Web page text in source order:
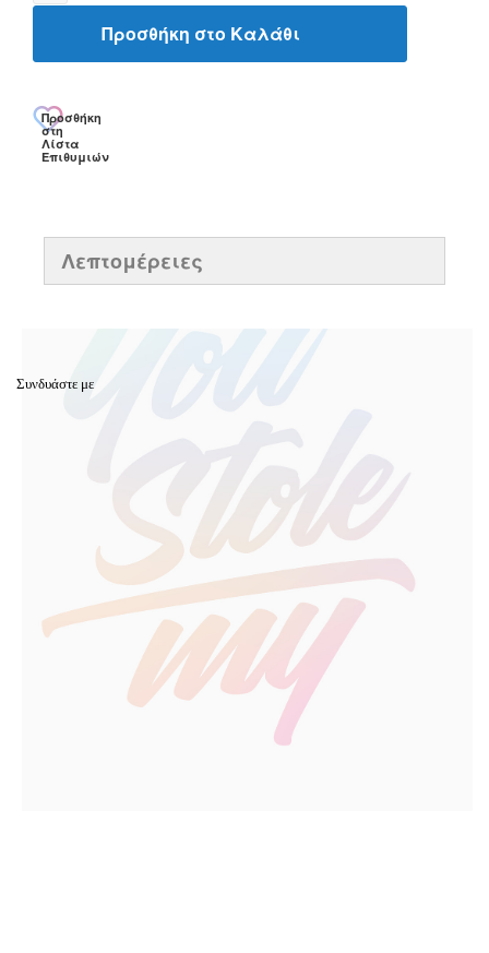
Προσθήκη στο Καλάθι
Προσθήκη
στη
Λίστα
Επιθυμιών
Λεπτομέρειες
Συνδυάστε με